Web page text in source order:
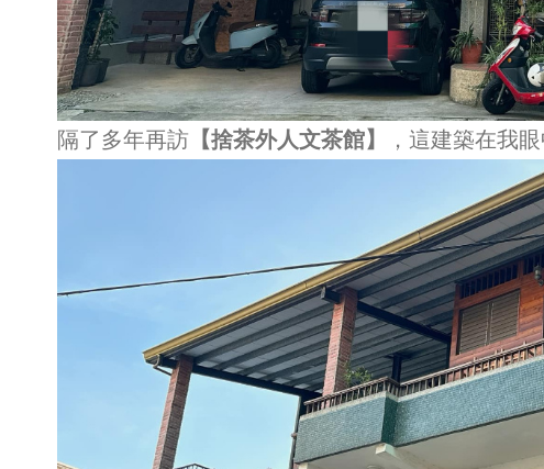
隔了多年再訪 【捨茶外人文茶館】 ，這建築在我